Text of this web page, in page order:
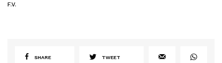
F.V.
SHARE TWEET